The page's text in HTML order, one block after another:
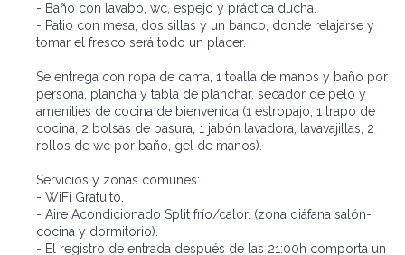
- Baño con lavabo, wc, espejo y práctica ducha.
- Patio con mesa, dos sillas y un banco, donde relajarse y
tomar el fresco será todo un placer.
Se entrega con ropa de cama, 1 toalla de manos y baño por
persona, plancha y tabla de planchar, secador de pelo y
amenities de cocina de bienvenida (1 estropajo, 1 trapo de
cocina, 2 bolsas de basura, 1 jabón lavadora, lavavajillas, 2
rollos de wc por baño, gel de manos).
Servicios y zonas comunes:
- WiFi Gratuito.
- Aire Acondicionado Split frío/calor. (zona diáfana salón-
cocina y dormitorio).
- El registro de entrada después de las 21:00h comporta un